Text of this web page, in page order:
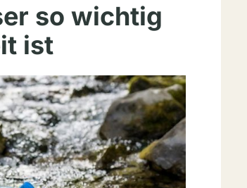
so wichtig
ist